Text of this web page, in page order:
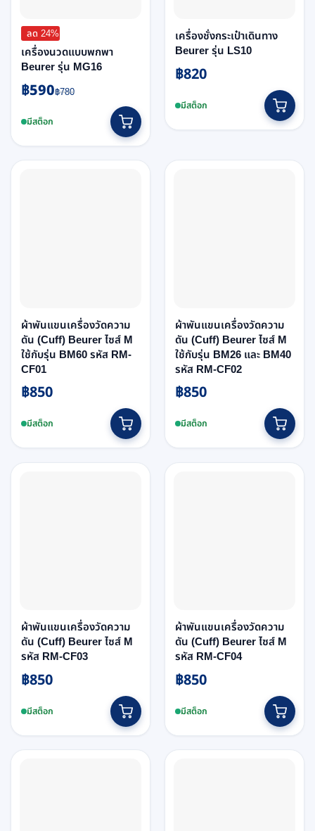
ลด 24%
เครื่องนวดแบบพกพา
Beurer รุ่น MG16
฿780
Original
was:
฿590
Current
is:มีสต็อก
product
multiple
page
เครื่องชั่งกระเป๋าเดินทาง
Beurer รุ่น LS10
฿820
มีสต็อก
ผ้าพันแขนเครื่องวัดความ
ดัน (Cuff) Beurer ไซส์ M
ใช้กับรุ่น BM60 รหัส RM-
CF01
฿850
มีสต็อก
ผ้าพันแขนเครื่องวัดความ
ดัน (Cuff) Beurer ไซส์ M
ใช้กับรุ่น BM26 และ BM40
รหัส RM-CF02
฿850
มีสต็อก
ผ้าพันแขนเครื่องวัดความ
ดัน (Cuff) Beurer ไซส์ M
รหัส RM-CF03
฿850
มีสต็อก
ผ้าพันแขนเครื่องวัดความ
ดัน (Cuff) Beurer ไซส์ M
รหัส RM-CF04
฿850
มีสต็อก